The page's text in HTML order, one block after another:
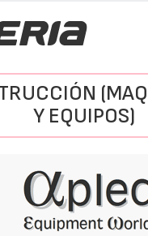
Y EQUIPOS)